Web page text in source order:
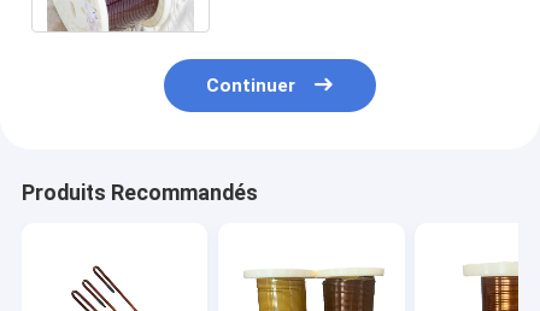
Continuer
Produits Recommandés